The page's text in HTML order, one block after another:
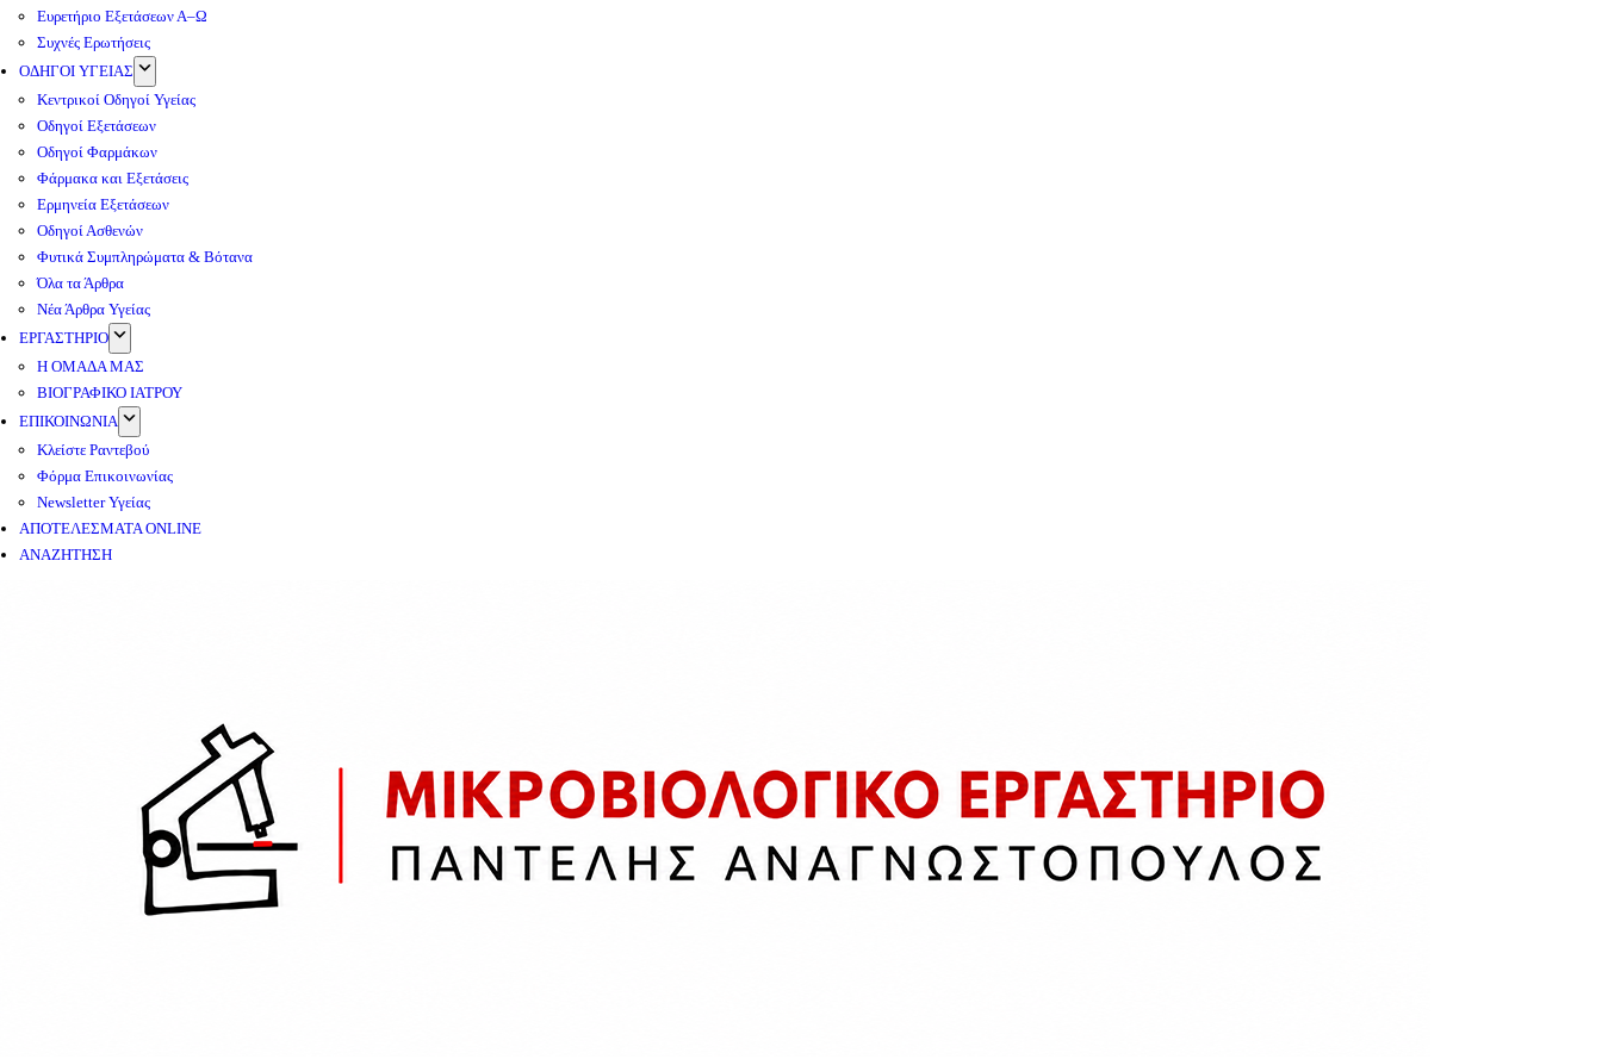
Ευρετήριο Εξετάσεων Α–Ω
Συχνές Ερωτήσεις
ΟΔΗΓΟΙ ΥΓΕΙΑΣ
Κεντρικοί Οδηγοί Υγείας
Οδηγοί Εξετάσεων
Οδηγοί Φαρμάκων
Φάρμακα και Εξετάσεις
Ερμηνεία Εξετάσεων
Οδηγοί Ασθενών
Φυτικά Συμπληρώματα & Βότανα
Όλα τα Άρθρα
Νέα Άρθρα Υγείας
ΕΡΓΑΣΤΗΡΙΟ
Η ΟΜΑΔΑ ΜΑΣ
ΒΙΟΓΡΑΦΙΚΟ ΙΑΤΡΟΥ
ΕΠΙΚΟΙΝΩΝΙΑ
Κλείστε Ραντεβού
Φόρμα Επικοινωνίας
Newsletter Υγείας
ΑΠΟΤΕΛΕΣΜΑΤΑ ONLINE
ΑΝΑΖΗΤΗΣΗ